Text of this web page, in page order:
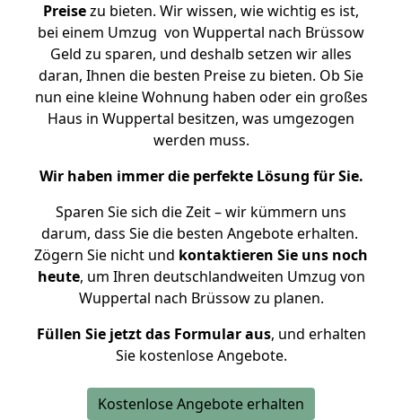
Preisezu bieten. Wir wissen, wie wichtig es ist,
bei einem Umzug von Wuppertal nach Brüssow
Geld zu sparen, und deshalb setzen wir alles
daran, Ihnen die besten Preise zu bieten. Ob Sie
nun eine kleine Wohnung haben oder ein großes
Haus in Wuppertal besitzen, was umgezogen
werden muss.
Wir haben immer die perfekte Lösung für Sie.
Sparen Sie sich die Zeit – wir kümmern uns
darum, dass Sie die besten Angebote erhalten.
Zögern Sie nicht und kontaktieren Sie uns noch
heute, um Ihren deutschlandweiten Umzug von
Wuppertal nach Brüssow zu planen.
Füllen Sie jetzt das Formular aus, und erhalten
Sie kostenlose Angebote.
Kostenlose Angebote erhalten